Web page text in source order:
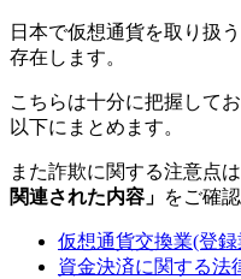
日本で仮想通貨を取り扱
存在します。
こちらは十分に把握して
以下にまとめます。
また詐欺に関する注意点
関連された内容」 をご確
仮想通貨交換業(登
資金決済に関する法